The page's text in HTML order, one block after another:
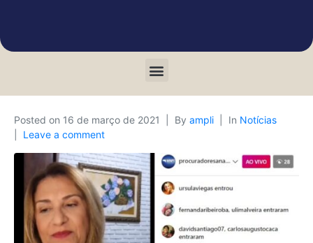
Posted on 16 de março de 2021 By ampli In Notícias
Leave a comment